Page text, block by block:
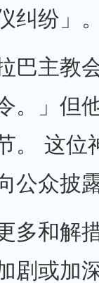
纠纷」
巴主教
。」但
。 这位
公众披
多和解
剧或加